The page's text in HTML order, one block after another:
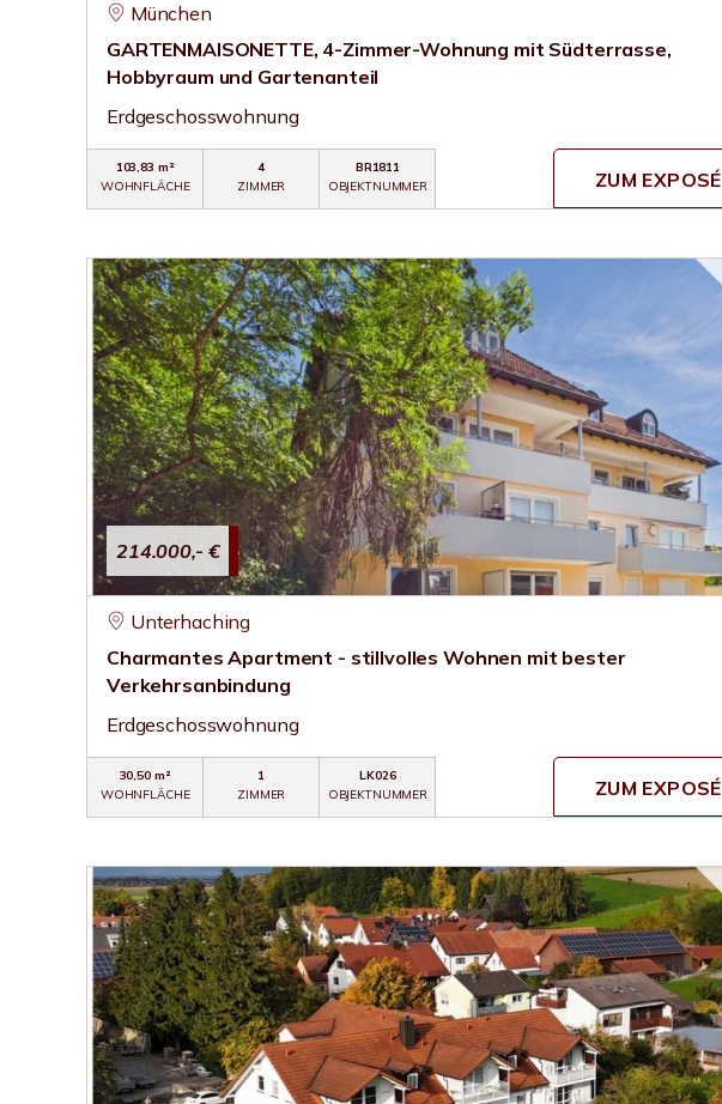
München
GARTENMAISONETTE, 4-Zimmer-Wohnung mit Südterrasse,
Hobbyraum und Gartenanteil
Erdgeschosswohnung
103,83 m²
WOHNFLÄCHE
4
ZIMMER
BR1811
OBJEKTNUMMER
ZUM EXPOSÉ
214.000,- €
Unterhaching
Charmantes Apartment - stillvolles Wohnen mit bester
Verkehrsanbindung
Erdgeschosswohnung
30,50 m²
WOHNFLÄCHE
1
ZIMMER
LK026
OBJEKTNUMMER
ZUM EXPOSÉ